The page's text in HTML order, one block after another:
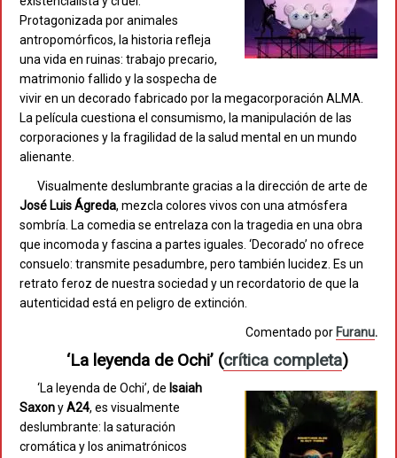
Protagonizada por animales
antropomórficos, la historia refleja
una vida en ruinas: trabajo precario,
matrimonio fallido y la sospecha de
vivir en un decorado fabricado por la megacorporación ALMA.
La película cuestiona el consumismo, la manipulación de las
corporaciones y la fragilidad de la salud mental en un mundo
alienante.
Visualmente deslumbrante gracias a la dirección de arte de
José Luis Ágreda, mezcla colores vivos con una atmósfera
sombría. La comedia se entrelaza con la tragedia en una obra
que incomoda y fascina a partes iguales. ‘Decorado’ no ofrece
consuelo: transmite pesadumbre, pero también lucidez. Es un
retrato feroz de nuestra sociedad y un recordatorio de que la
autenticidad está en peligro de extinción.
Comentado por Furanu.
‘La leyenda de Ochi’ (crítica completa)
‘La leyenda de Ochi’, de Isaiah
SaxonyA24, es visualmente
deslumbrante: la saturación
cromática y los animatrónicos